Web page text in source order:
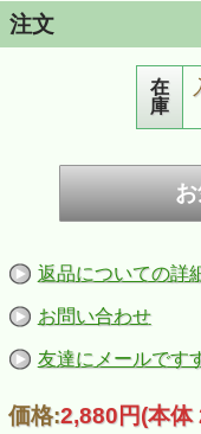
注文
在
庫
返品についての詳
お問い合わせ
友達にメールです
価格:2,880円(本体